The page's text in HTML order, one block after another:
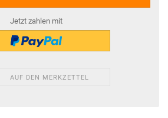
Jetzt zahlen mit
AUF DEN MERKZETTEL